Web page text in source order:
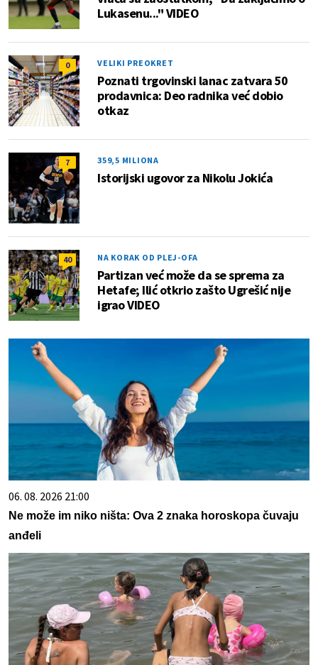
Lukasenu..." VIDEO
0 VELIKI PREOKRET
Poznati trgovinski lanac zatvara 50
prodavnica: Deo radnika već dobio
otkaz
7 359,5 MILIONA
Istorijski ugovor za Nikolu Jokića
40 NA KORAK OD PLEJ-OFA
Partizan već može da se sprema za
Hetafe; Ilić otkrio zašto Ugrešić nije
igrao VIDEO
06. 08. 2026 21:00
Ne može im niko ništa: Ova 2 znaka horoskopa čuvaju
anđeli